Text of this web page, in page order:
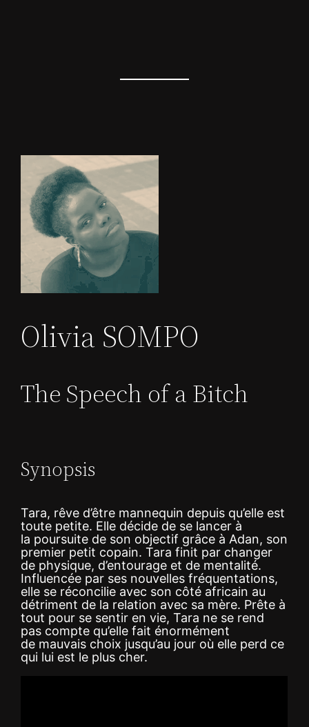
Olivia SOMPO
The Speech of a Bitch
Synopsis
Tara, rêve d’être mannequin depuis qu’elle est
toute petite. Elle décide de se lancer à
la poursuite de son objectif grâce à Adan, son
premier petit copain. Tara finit par changer
de physique, d’entourage et de mentalité.
Influencée par ses nouvelles fréquentations,
elle se réconcilie avec son côté africain au
détriment de la relation avec sa mère. Prête à
tout pour se sentir en vie, Tara ne se rend
pas compte qu’elle fait énormément
de mauvais choix jusqu’au jour où elle perd ce
qui lui est le plus cher.